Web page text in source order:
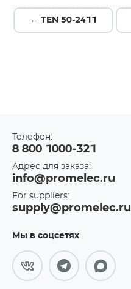
← TEN 50-2411
Телефон:
8 800 1000-321
Адрес для заказа:
info@promelec.ru
For suppliers:
supply@promelec.ru
Мы в соцсетях